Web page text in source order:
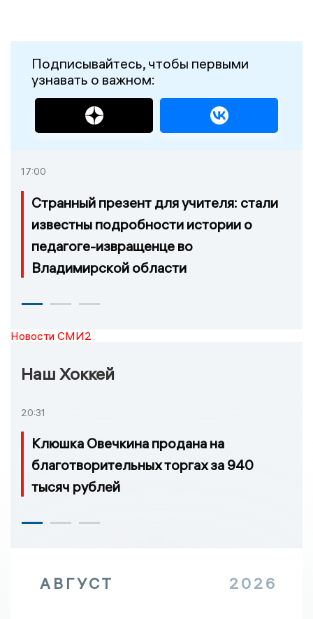
Подписывайтесь, чтобы первыми
узнавать о важном:
17:00
Странный презент для учителя: стали
известны подробности истории о
педагоге-извращенце во
Владимирской области
Новости СМИ2
Наш Хоккей
20:31
Клюшка Овечкина продана на
благотворительных торгах за 940
тысяч рублей
АВГУСТ 2026